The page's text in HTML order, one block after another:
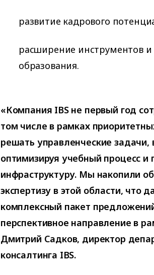
развитие кадрового
расширение инструментов и
образования.
«Компания IBS не первый год
том числе в рамках
решать управленческие
оптимизируя учебный процесс и
инфраструктуру. Мы накопили
экспертизу в этой области, что
комплексный пакет
перспективное направление в
Дмитрий Садков, директор
консалтинга IBS.